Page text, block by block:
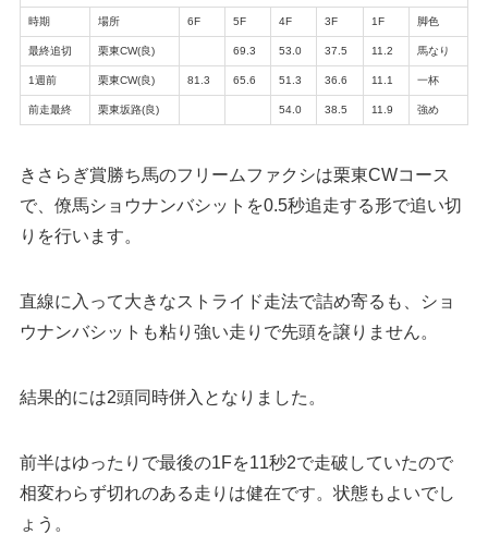
時期 場所 6F 5F 4F 3F 1F 脚色
最終追切 栗東CW(良) 69.3 53.0 37.5 11.2 馬なり
1週前 栗東CW(良) 81.3 65.6 51.3 36.6 11.1 一杯
前走最終 栗東坂路(良) 54.0 38.5 11.9 強め
きさらぎ賞勝ち馬のフリームファクシは栗東CWコース
で、僚馬ショウナンバシットを0.5秒追走する形で追い切
りを行います。
直線に入って大きなストライド走法で詰め寄るも、ショ
ウナンバシットも粘り強い走りで先頭を譲りません。
結果的には2頭同時併入となりました。
前半はゆったりで最後の1Fを11秒2で走破していたので
相変わらず切れのある走りは健在です。状態もよいでし
ょう。